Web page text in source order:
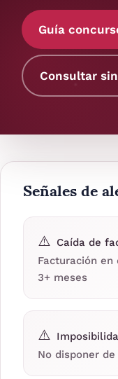
Guía
Consultar
Señales de
⚠️ Caída de
Facturación en
3+ meses
⚠️
No disponer